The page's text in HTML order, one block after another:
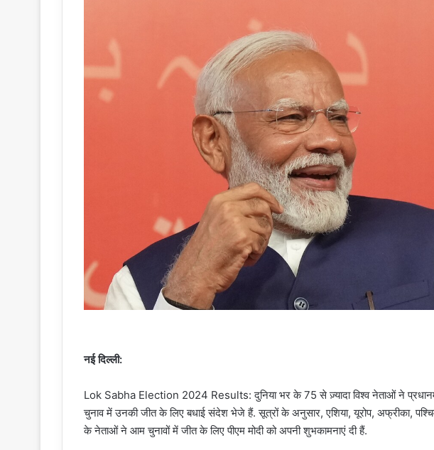
नई दिल्ली:
Lok Sabha Election 2024 Results: दुनिया भर के 75 से ज़्यादा विश्व नेताओं ने
चुनाव में उनकी जीत के लिए बधाई संदेश भेजे हैं. सूत्रों के अनुसार, एशिया, यूरोप, अफ्रीका, पश्चिम
के नेताओं ने आम चुनावों में जीत के लिए पीएम मोदी को अपनी शुभकामनाएं दी हैं.